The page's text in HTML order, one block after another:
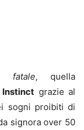
fatale, quella
Instinct grazie al
sogni proibiti di
signora over 50